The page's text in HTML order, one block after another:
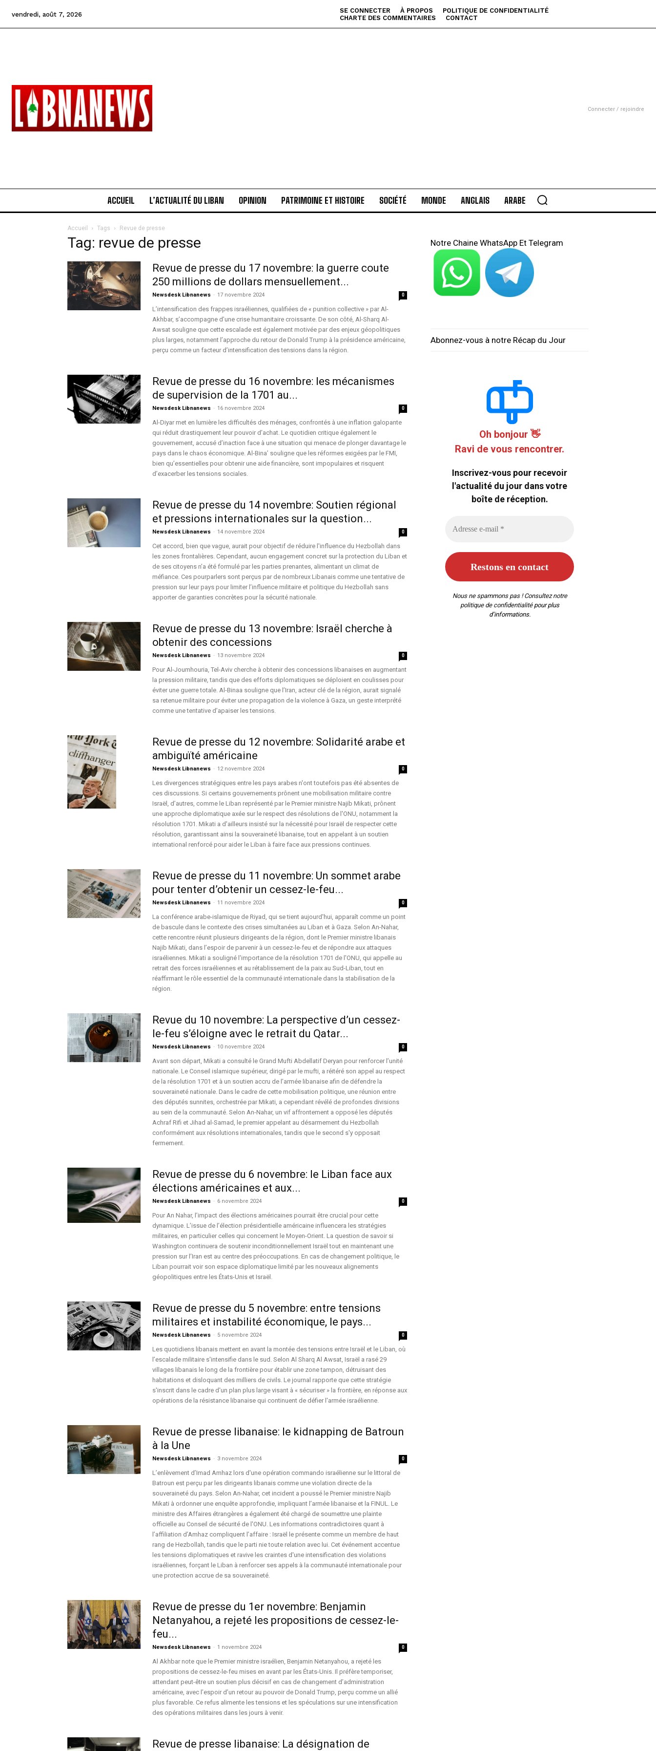
vendredi, août 7, 2026 SE CONNECTER À PROPOS
POLITIQUE DE CONFIDENTIALITÉ
CHARTE DES COMMENTAIRES
CONTACT
Connecter / rejoindre
ACCUEIL L’ACTUALITÉ DU LIBAN OPINION PATRIMOINE ET HISTOIRE SOCIÉTÉ MONDE ANGLAIS ARABE
Accueil Tags Revue de presse
Tag: revue de presse
Revue de presse du 17 novembre: la guerre coute
250 millions de dollars mensuellement...
Newsdesk Libnanews - 17 novembre 2024 0
L’intensification des frappes israéliennes, qualifiées de « punition collective » par Al-
Akhbar, s’accompagne d’une crise humanitaire croissante. De son côté, Al-Sharq Al-
Awsat souligne que cette escalade est également motivée par des enjeux géopolitiques
plus larges, notamment l’approche du retour de Donald Trump à la présidence américaine,
perçu comme un facteur d’intensification des tensions dans la région.
Revue de presse du 16 novembre: les mécanismes
de supervision de la 1701 au...
Newsdesk Libnanews - 16 novembre 2024 0
Al-Diyar met en lumière les difficultés des ménages, confrontés à une inflation galopante
qui réduit drastiquement leur pouvoir d’achat. Le quotidien critique également le
gouvernement, accusé d’inaction face à une situation qui menace de plonger davantage le
pays dans le chaos économique. Al-Bina’ souligne que les réformes exigées par le FMI,
bien qu’essentielles pour obtenir une aide financière, sont impopulaires et risquent
d’exacerber les tensions sociales.
Revue de presse du 14 novembre: Soutien régional
et pressions internationales sur la question...
Newsdesk Libnanews - 14 novembre 2024 0
Cet accord, bien que vague, aurait pour objectif de réduire l'influence du Hezbollah dans
les zones frontalières. Cependant, aucun engagement concret sur la protection du Liban et
de ses citoyens n’a été formulé par les parties prenantes, alimentant un climat de
méfiance. Ces pourparlers sont perçus par de nombreux Libanais comme une tentative de
pression sur leur pays pour limiter l’influence militaire et politique du Hezbollah sans
apporter de garanties concrètes pour la sécurité nationale.
Revue de presse du 13 novembre: Israël cherche à
obtenir des concessions
Newsdesk Libnanews - 13 novembre 2024 0
Pour Al-Joumhouria, Tel-Aviv cherche à obtenir des concessions libanaises en augmentant
la pression militaire, tandis que des efforts diplomatiques se déploient en coulisses pour
éviter une guerre totale. Al-Binaa souligne que l’Iran, acteur clé de la région, aurait signalé
sa retenue militaire pour éviter une propagation de la violence à Gaza, un geste interprété
comme une tentative d’apaiser les tensions.
Revue de presse du 12 novembre: Solidarité arabe et
ambiguïté américaine
Newsdesk Libnanews - 12 novembre 2024 0
Les divergences stratégiques entre les pays arabes n'ont toutefois pas été absentes de
ces discussions. Si certains gouvernements prônent une mobilisation militaire contre
Israël, d’autres, comme le Liban représenté par le Premier ministre Najib Mikati, prônent
une approche diplomatique axée sur le respect des résolutions de l'ONU, notamment la
résolution 1701. Mikati a d'ailleurs insisté sur la nécessité pour Israël de respecter cette
résolution, garantissant ainsi la souveraineté libanaise, tout en appelant à un soutien
international renforcé pour aider le Liban à faire face aux pressions continues.
Revue de presse du 11 novembre: Un sommet arabe
pour tenter d’obtenir un cessez-le-feu...
Newsdesk Libnanews - 11 novembre 2024 0
La conférence arabe-islamique de Riyad, qui se tient aujourd'hui, apparaît comme un point
de bascule dans le contexte des crises simultanées au Liban et à Gaza. Selon An-Nahar,
cette rencontre réunit plusieurs dirigeants de la région, dont le Premier ministre libanais
Najib Mikati, dans l’espoir de parvenir à un cessez-le-feu et de répondre aux attaques
israéliennes. Mikati a souligné l'importance de la résolution 1701 de l'ONU, qui appelle au
retrait des forces israéliennes et au rétablissement de la paix au Sud-Liban, tout en
réaffirmant le rôle essentiel de la communauté internationale dans la stabilisation de la
région.
Revue du 10 novembre: La perspective d’un cessez-
le-feu s’éloigne avec le retrait du Qatar...
Newsdesk Libnanews - 10 novembre 2024 0
Avant son départ, Mikati a consulté le Grand Mufti Abdellatif Deryan pour renforcer l’unité
nationale. Le Conseil islamique supérieur, dirigé par le mufti, a réitéré son appel au respect
de la résolution 1701 et à un soutien accru de l’armée libanaise afin de défendre la
souveraineté nationale. Dans le cadre de cette mobilisation politique, une réunion entre
des députés sunnites, orchestrée par Mikati, a cependant révélé de profondes divisions
au sein de la communauté. Selon An-Nahar, un vif affrontement a opposé les députés
Achraf Rifi et Jihad al-Samad, le premier appelant au désarmement du Hezbollah
conformément aux résolutions internationales, tandis que le second s'y opposait
fermement.
Revue de presse du 6 novembre: le Liban face aux
élections américaines et aux...
Newsdesk Libnanews - 6 novembre 2024 0
Pour An Nahar, l’impact des élections américaines pourrait être crucial pour cette
dynamique. L’issue de l’élection présidentielle américaine influencera les stratégies
militaires, en particulier celles qui concernent le Moyen-Orient. La question de savoir si
Washington continuera de soutenir inconditionnellement Israël tout en maintenant une
pression sur l’Iran est au centre des préoccupations. En cas de changement politique, le
Liban pourrait voir son espace diplomatique limité par les nouveaux alignements
géopolitiques entre les États-Unis et Israël.
Revue de presse du 5 novembre: entre tensions
militaires et instabilité économique, le pays...
Newsdesk Libnanews - 5 novembre 2024 0
Les quotidiens libanais mettent en avant la montée des tensions entre Israël et le Liban, où
l’escalade militaire s'intensifie dans le sud. Selon Al Sharq Al Awsat, Israël a rasé 29
villages libanais le long de la frontière pour établir une zone tampon, détruisant des
habitations et disloquant des milliers de civils. Le journal rapporte que cette stratégie
s'inscrit dans le cadre d'un plan plus large visant à « sécuriser » la frontière, en réponse aux
opérations de la résistance libanaise qui continuent de défier l'armée israélienne.
Revue de presse libanaise: le kidnapping de Batroun
à la Une
Newsdesk Libnanews - 3 novembre 2024 0
L’enlèvement d’Imad Amhaz lors d'une opération commando israélienne sur le littoral de
Batroun est perçu par les dirigeants libanais comme une violation directe de la
souveraineté du pays. Selon An-Nahar, cet incident a poussé le Premier ministre Najib
Mikati à ordonner une enquête approfondie, impliquant l’armée libanaise et la FINUL. Le
ministre des Affaires étrangères a également été chargé de soumettre une plainte
officielle au Conseil de sécurité de l'ONU. Les informations contradictoires quant à
l’affiliation d’Amhaz compliquent l’affaire : Israël le présente comme un membre de haut
rang de Hezbollah, tandis que le parti nie toute relation avec lui. Cet événement accentue
les tensions diplomatiques et ravive les craintes d'une intensification des violations
israéliennes, forçant le Liban à renforcer ses appels à la communauté internationale pour
une protection accrue de sa souveraineté.
Revue de presse du 1er novembre: Benjamin
Netanyahou, a rejeté les propositions de cessez-le-
feu...
Newsdesk Libnanews - 1 novembre 2024 0
Al Akhbar note que le Premier ministre israélien, Benjamin Netanyahou, a rejeté les
propositions de cessez-le-feu mises en avant par les États-Unis. Il préfère temporiser,
attendant peut-être un soutien plus décisif en cas de changement d’administration
américaine, avec l’espoir d’un retour au pouvoir de Donald Trump, perçu comme un allié
plus favorable. Ce refus alimente les tensions et les spéculations sur une intensification
des opérations militaires dans les jours à venir.
Revue de presse libanaise: La désignation de
Notre Chaine WhatsApp Et Telegram
Abonnez-vous à notre Récap du Jour
Oh bonjour 👋
Ravi de vous rencontrer.
Inscrivez-vous pour recevoir
l'actualité du jour dans votre
boîte de réception.
Nous ne spammons pas ! Consultez notre
politique de confidentialitépour plus
d’informations.